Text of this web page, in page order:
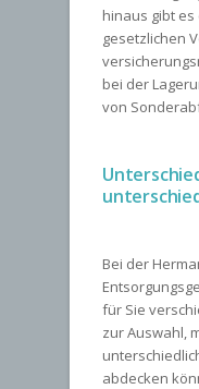
hinaus gibt
gesetzlichen
bei der
von
Bei der
für Sie
zur Auswahl,
abdecken